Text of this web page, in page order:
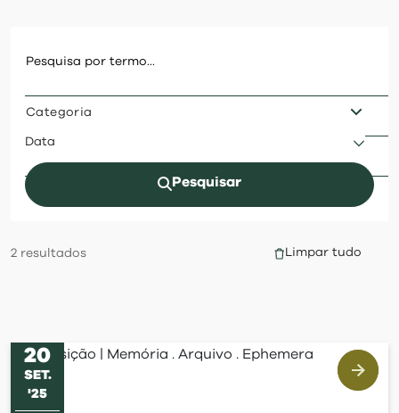
investir
balcão digital
visit
Categoria
Data
Pesquisar
2 resultados Limpar tudo
20
SET.
'25